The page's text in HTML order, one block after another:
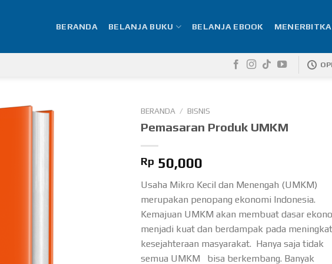
BERANDA BELANJA BUKU BELANJA EBOOK
BERANDA / BISNIS
Pemasaran Produk UMKM
Rp 50,000
Usaha Mikro Kecil dan Menengah (UMKM)
merupakan penopang ekonomi Indonesia.
Kemajuan UMKM akan membuat dasar
menjadi kuat dan berdampak pada
kesejahteraan masyarakat. Hanya saja tidak
semua UMKM bisa berkembang. Banyak